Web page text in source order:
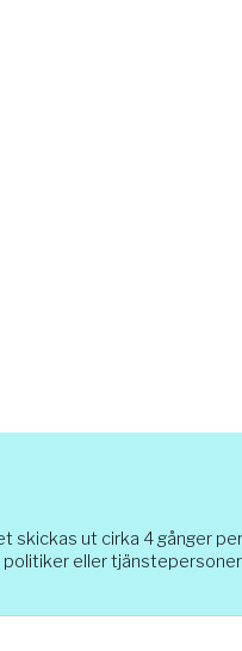
ut cirka 4 gånger
eller